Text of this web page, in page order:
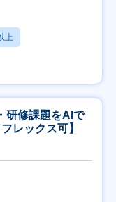
上
研修課題をAIで
レックス可】